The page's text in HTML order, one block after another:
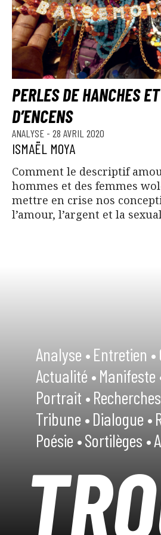
PERLES DE HANCHES
D’ENCENS
ANALYSE - 28 AVRIL 2020
ISMAËL MOYA
Comment le descriptif
hommes et des femmes
mettre en crise nos
l’amour, l’argent et la
Analyse •Entretien •
Actualité •Manifeste
Portrait •
Tribune •Dialogue •
Poésie •Sortilèges •